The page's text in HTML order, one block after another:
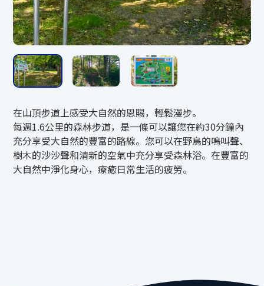
在山頂步道上感受大自然的恩賜，輕鬆漫步。
每週1.6公里的森林步道，是一條可以讓您在約30分鐘內
充分享受大自然的豐富的路線。您可以在野鳥的鳴叫聲、
樹木的沙沙聲和清新的空氣中充分享受森林浴。在豐富的
大自然中淨化身心，療癒日常生活的疲勞。
10：00～12：30／13：30～17：00
（接待截止時間為16:30）
10月1日（週四）起16:30結束
費用
國中學生以上800日元
小學生400日圓
*（山頂）滑道自動售票機（只收現金）
*3歲以下兒童不可乘坐。